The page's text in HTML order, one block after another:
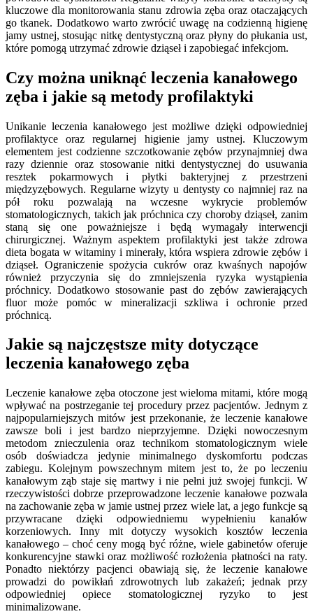
kluczowe dla monitorowania stanu zdrowia zęba oraz otaczających
go tkanek. Dodatkowo warto zwrócić uwagę na codzienną higienę
jamy ustnej, stosując nitkę dentystyczną oraz płyny do płukania ust,
które pomogą utrzymać zdrowie dziąseł i zapobiegać infekcjom.
Czy można uniknąć leczenia kanałowego
zęba i jakie są metody profilaktyki
Unikanie leczenia kanałowego jest możliwe dzięki odpowiedniej
profilaktyce oraz regularnej higienie jamy ustnej. Kluczowym
elementem jest codzienne szczotkowanie zębów przynajmniej dwa
razy dziennie oraz stosowanie nitki dentystycznej do usuwania
resztek pokarmowych i płytki bakteryjnej z przestrzeni
międzyzębowych. Regularne wizyty u dentysty co najmniej raz na
pół roku pozwalają na wczesne wykrycie problemów
stomatologicznych, takich jak próchnica czy choroby dziąseł, zanim
staną się one poważniejsze i będą wymagały interwencji
chirurgicznej. Ważnym aspektem profilaktyki jest także zdrowa
dieta bogata w witaminy i minerały, która wspiera zdrowie zębów i
dziąseł. Ograniczenie spożycia cukrów oraz kwaśnych napojów
również przyczynia się do zmniejszenia ryzyka wystąpienia
próchnicy. Dodatkowo stosowanie past do zębów zawierających
fluor może pomóc w mineralizacji szkliwa i ochronie przed
próchnicą.
Jakie są najczęstsze mity dotyczące
leczenia kanałowego zęba
Leczenie kanałowe zęba otoczone jest wieloma mitami, które mogą
wpływać na postrzeganie tej procedury przez pacjentów. Jednym z
najpopularniejszych mitów jest przekonanie, że leczenie kanałowe
zawsze boli i jest bardzo nieprzyjemne. Dzięki nowoczesnym
metodom znieczulenia oraz technikom stomatologicznym wiele
osób doświadcza jedynie minimalnego dyskomfortu podczas
zabiegu. Kolejnym powszechnym mitem jest to, że po leczeniu
kanałowym ząb staje się martwy i nie pełni już swojej funkcji. W
rzeczywistości dobrze przeprowadzone leczenie kanałowe pozwala
na zachowanie zęba w jamie ustnej przez wiele lat, a jego funkcje są
przywracane dzięki odpowiedniemu wypełnieniu kanałów
korzeniowych. Inny mit dotyczy wysokich kosztów leczenia
kanałowego – choć ceny mogą być różne, wiele gabinetów oferuje
konkurencyjne stawki oraz możliwość rozłożenia płatności na raty.
Ponadto niektórzy pacjenci obawiają się, że leczenie kanałowe
prowadzi do powikłań zdrowotnych lub zakażeń; jednak przy
odpowiedniej opiece stomatologicznej ryzyko to jest
minimalizowane.